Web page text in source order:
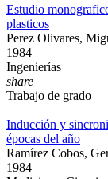
Estudio
plasticos
Perez Olivares,
1984
Ingenierías
share
Trabajo de grado
Inducción y
épocas del año
Ramírez Cobos,
1984